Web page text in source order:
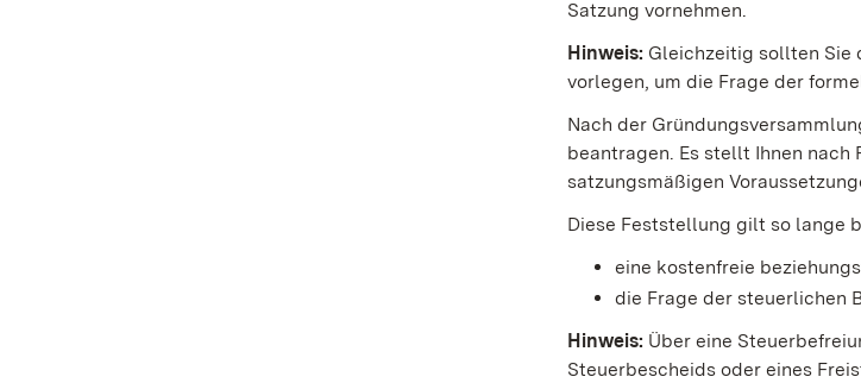
Satzung vornehmen.
Hinweis: Gleichzeitig sollten Sie
vorlegen, um die Frage der
Nach der
beantragen. Es stellt Ihnen nach
satzungsmäßigen
Diese Feststellung gilt so lange
eine kostenfreie
die Frage der steuerlichen
Hinweis: Über eine
Steuerbescheids oder eines